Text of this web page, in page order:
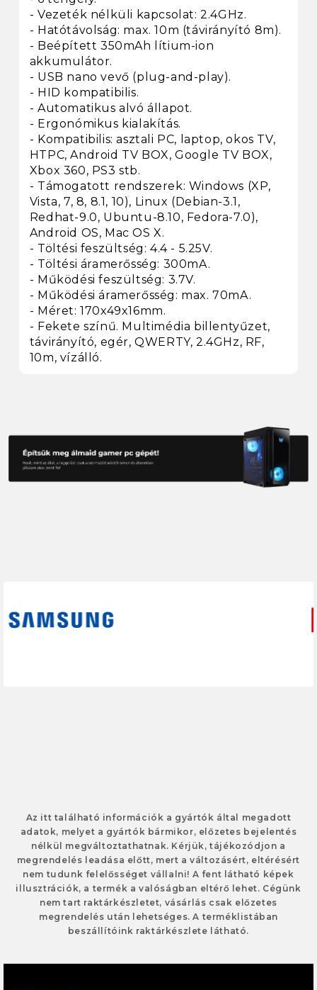
- Vezeték nélküli kapcsolat: 2.4GHz.
- Hatótávolság: max. 10m (távirányító 8m).
- Beépített 350mAh lítium-ion
akkumulátor.
- USB nano vevő (plug-and-play).
- HID kompatibilis.
- Automatikus alvó állapot.
- Ergonómikus kialakítás.
- Kompatibilis: asztali PC, laptop, okos TV,
HTPC, Android TV BOX, Google TV BOX,
Xbox 360, PS3 stb.
- Támogatott rendszerek: Windows (XP,
Vista, 7, 8, 8.1, 10), Linux (Debian-3.1,
Redhat-9.0, Ubuntu-8.10, Fedora-7.0),
Android OS, Mac OS X.
- Töltési feszültség: 4.4 - 5.25V.
- Töltési áramerősség: 300mA.
- Működési feszültség: 3.7V.
- Működési áramerősség: max. 70mA.
- Méret: 170x49x16mm.
- Fekete színű. Multimédia billentyűzet,
távirányító, egér, QWERTY, 2.4GHz, RF,
10m, vízálló.
Az itt található információk a gyártók által megadott
adatok, melyet a gyártók bármikor, előzetes bejelentés
nélkül megváltoztathatnak. Kérjük, tájékozódjon a
megrendelés leadása előtt, mert a változásért, eltérésért
nem tudunk felelősséget vállalni! A fent látható képek
illusztrációk, a termék a valóságban eltérő lehet. Cégünk
nem tart raktárkészletet, vásárlás csak előzetes
megrendelés után lehetséges. A terméklistában
beszállítóink raktárkészlete látható.